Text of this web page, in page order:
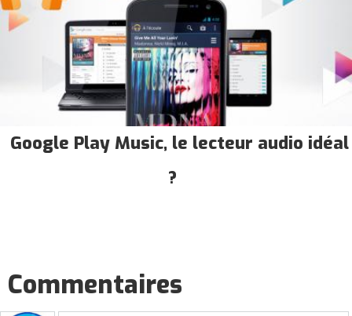
Google Play Music, le lecteur audio idéal
?
Commentaires